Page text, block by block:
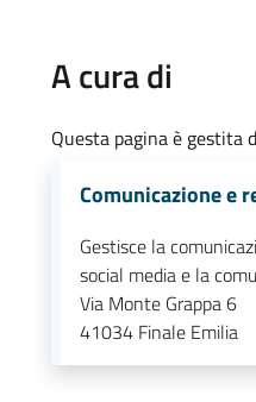
A cura di
Questa pagina è gestita
Comunicazione e
Gestisce la
social media e la
Via Monte Grappa 6
41034 Finale Emilia